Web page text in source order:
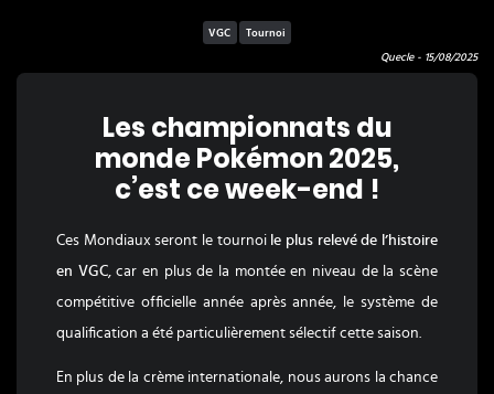
VGC Tournoi
Quecle - 15/08/2025
Les championnats du
monde Pokémon 2025,
c’est ce week-end !
Ces Mondiaux seront le tournoi le plus relevé de l’histoire
en VGC, car en plus de la montée en niveau de la scène
compétitive officielle année après année, le système de
qualification a été particulièrement sélectif cette saison.
En plus de la crème internationale, nous aurons la chance